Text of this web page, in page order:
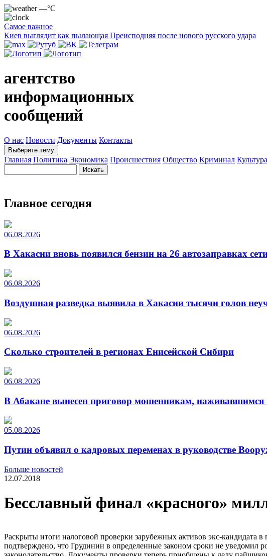
—°C
Самое важное
Киев выглядит как пылающая Преисподняя после нового русского удара
агентство
информационных
сообщений
О нас Новости Документы Контакты
Выберите тему
Главная Политика Экономика Происшествия Общество Криминал
Главное сегодня
06.08.2026
В Хакасии вновь появился бензин на 26 автозаправках
06.08.2026
Воздушная разведка выявила в Хакасии тысячи голов
06.08.2026
Сколько строителей в регионах Енисейской Сибири
06.08.2026
В Абакане вынесен приговор мошенникам,
05.08.2026
Путин объявил о кадровых переменах в руководстве
Больше новостей
12.07.2018
Бесславный финал «красного»
Раскрыты итоги налоговой проверки зарубежных активов экс-кандидата
подтверждено, что Грудинин в определенные законом сроки не уведомил